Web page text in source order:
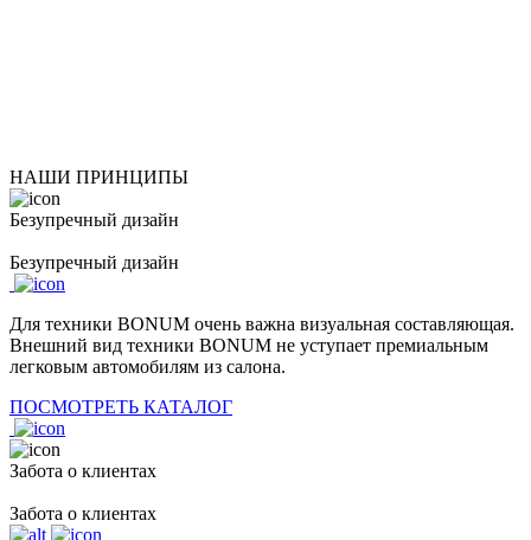
НАШИ ПРИНЦИПЫ
Безупречный дизайн
Безупречный дизайн
Для техники BONUM очень важна визуальная составляющая.
Внешний вид техники BONUM не уступает премиальным
легковым автомобилям из салона.
ПОСМОТРЕТЬ КАТАЛОГ
Забота о клиентах
Забота о клиентах